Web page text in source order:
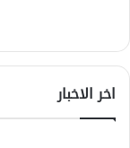
اخر الاخبار